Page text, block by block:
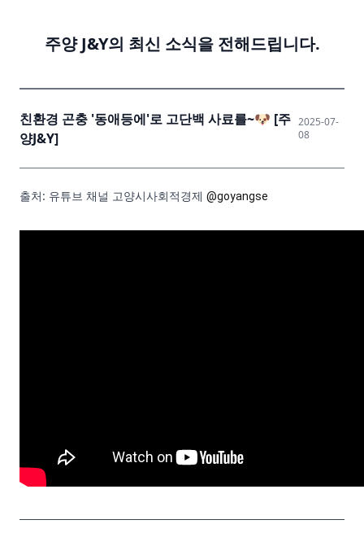
언론속주양
주양 J&Y의 최신 소식을 전해드립니다.
친환경 곤충 '동애등에'로 고단백 사료를~🐶 [주
양J&Y]
2025-07-
08
출처: 유튜브 채널 고양시사회적경제 @goyangse